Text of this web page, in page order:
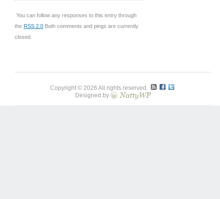
You can follow any responses to this entry through
the RSS 2.0 Both comments and pings are currently
closed.
Copyright © 2026 All rights reserved.
Designed by